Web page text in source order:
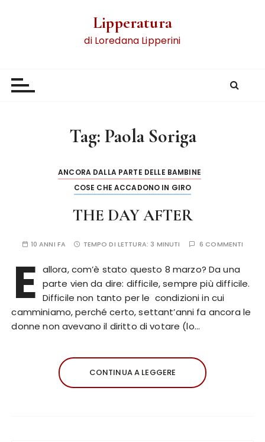
Lipperatura
di Loredana Lipperini
Tag: Paola Soriga
ANCORA DALLA PARTE DELLE BAMBINE
COSE CHE ACCADONO IN GIRO
THE DAY AFTER
10 ANNI FA TEMPO DI LETTURA: 3 MINUTI 6 COMMENTI
E allora, com’è stato questo 8 marzo? Da una
parte vien da dire: difficile, sempre più difficile.
Difficile non tanto per le condizioni in cui
camminiamo, perché certo, settant’anni fa ancora le
donne non avevano il diritto di votare (lo…
CONTINUA A LEGGERE